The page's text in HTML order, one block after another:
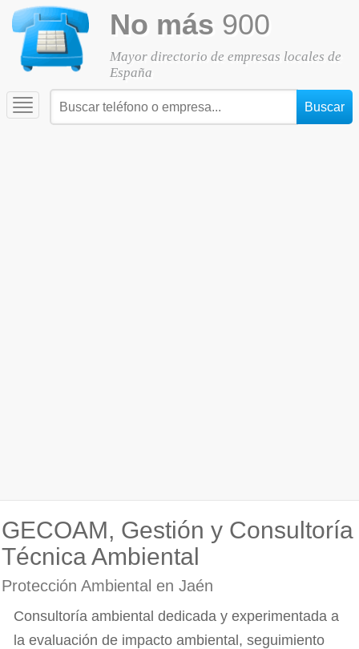
No más 900
Mayor directorio de empresas locales de
España
Toggle
navigation
GECOAM, Gestión y Consultoría
Técnica Ambiental
Protección Ambiental en Jaén
Consultoría ambiental dedicada y experimentada a
la evaluación de impacto ambiental, seguimiento